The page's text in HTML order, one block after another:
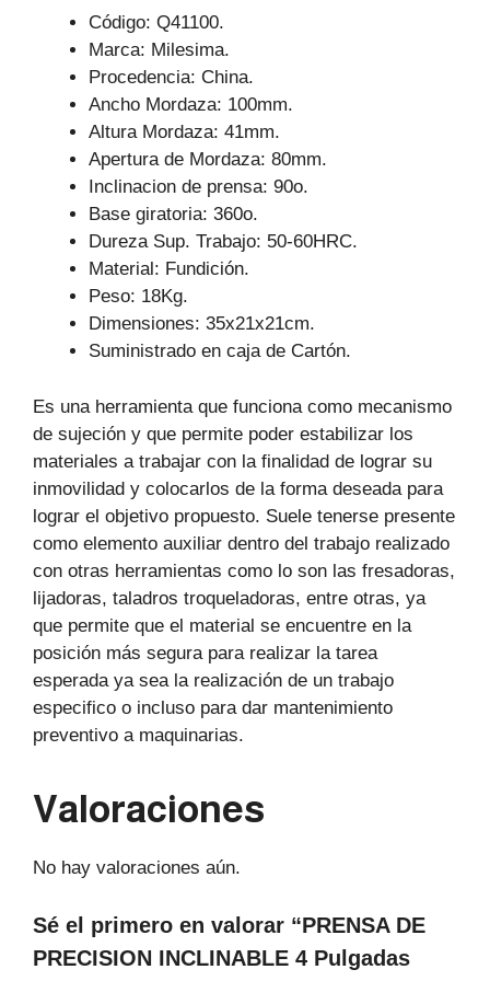
Código: Q41100.
Marca: Milesima.
Procedencia: China.
Ancho Mordaza: 100mm.
Altura Mordaza: 41mm.
Apertura de Mordaza: 80mm.
Inclinacion de prensa: 90o.
Base giratoria: 360o.
Dureza Sup. Trabajo: 50-60HRC.
Material: Fundición.
Peso: 18Kg.
Dimensiones: 35x21x21cm.
Suministrado en caja de Cartón.
Es una herramienta que funciona como mecanismo
de sujeción y que permite poder estabilizar los
materiales a trabajar con la finalidad de lograr su
inmovilidad y colocarlos de la forma deseada para
lograr el objetivo propuesto. Suele tenerse presente
como elemento auxiliar dentro del trabajo realizado
con otras herramientas como lo son las fresadoras,
lijadoras, taladros troqueladoras, entre otras, ya
que permite que el material se encuentre en la
posición más segura para realizar la tarea
esperada ya sea la realización de un trabajo
especifico o incluso para dar mantenimiento
preventivo a maquinarias.
Valoraciones
No hay valoraciones aún.
Sé el primero en valorar “PRENSA DE
PRECISION INCLINABLE 4 Pulgadas